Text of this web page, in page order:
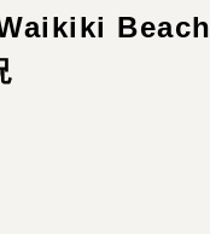
Beach